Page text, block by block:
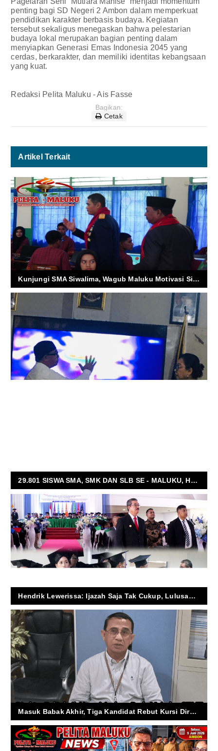
penting bagi SD Negeri 2 Ambon dalam memperkuat
pendidikan karakter berbasis budaya. Kegiatan
tersebut sekaligus menegaskan bahwa pelestarian
budaya lokal merupakan bagian penting dalam
menyiapkan Generasi Emas Indonesia 2045 yang
cerdas, berkarakter, dan memiliki identitas kebangsaan
yang kuat.
Redaksi Pelita Maluku - Ais Fasse
Bagikan:
Cetak
Artikel Terkait
Kunjungi SMA Siwalima, Wagub Maluku Motivasi Siswa dan Tekankan Bahaya Narkoba
29.801 SISWA SMA, SMK DAN SLB SE - MALUKU, HARI INI SERENTAK GELAR UJIAN SEKOLAH
Hendrik Lewerissa: Ijazah Saja Tak Cukup, Lulusan Harus Inovatif dan Adaptif
Masuk Babak Akhir, Tiga Kandidat Rebut Kursi Direktur Politeknik Ambon